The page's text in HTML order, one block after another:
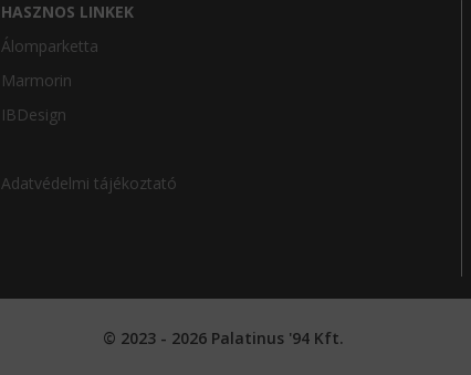
HASZNOS LINKEK
Álomparketta
Marmorin
IBDesign
Adatvédelmi tájékoztató
© 2023 - 2026 Palatinus '94 Kft.